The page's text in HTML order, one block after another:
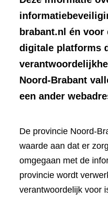
brabant.nl én voor
digitale platforms
Noord-Brabant
een ander
De provincie Noord-
waarde aan dat er
omgegaan met de
provincie wordt
verantwoordelijk voor